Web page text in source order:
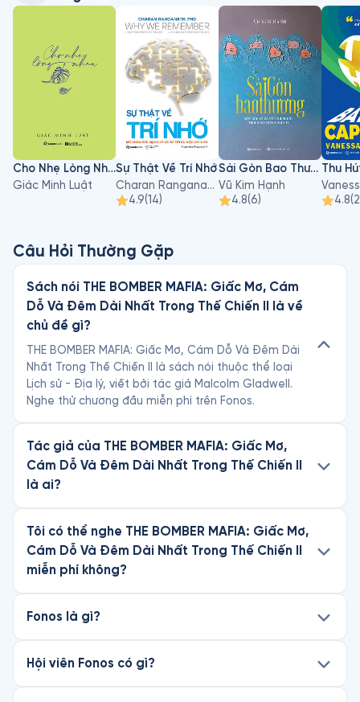
nghiên cứu lý thuyết, học thuật, đặc biệt là trong lĩnh vực xã
hội học, tâm lý học, và tâm lý học xã hội. Gladwell được trao
cho Huân chương Canada - Huân chương cao quý thứ hai của
Canada vào ngày 30 tháng 6 năm 2011.
Cho Nhẹ Lòng Nhau
Giác Minh Luật
Sự Thật Về Trí Nhớ
Charan Ranganath, PHD
4.9(14)
Sài Gòn Bao Thương
Vũ Kim Hạnh
4.8(6)
Thu
4.8(
Câu Hỏi Thường Gặp
Sách nói THE BOMBER MAFIA: Giấc Mơ, Cám
Dỗ Và Đêm Dài Nhất Trong Thế Chiến II là về
chủ đề gì?
THE BOMBER MAFIA: Giấc Mơ, Cám Dỗ Và Đêm Dài
Nhất Trong Thế Chiến II là sách nói thuộc thể loại
Lịch sử - Địa lý, viết bởi tác giả Malcolm Gladwell.
Nghe thử chương đầu miễn phí trên Fonos.
Tác giả của THE BOMBER MAFIA: Giấc Mơ,
Cám Dỗ Và Đêm Dài Nhất Trong Thế Chiến II
là ai?
Tôi có thể nghe THE BOMBER MAFIA: Giấc Mơ,
Cám Dỗ Và Đêm Dài Nhất Trong Thế Chiến II
miễn phí không?
Fonos là gì?
Hội viên Fonos có gì?